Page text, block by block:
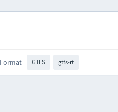
Format GTFS gtfs-rt